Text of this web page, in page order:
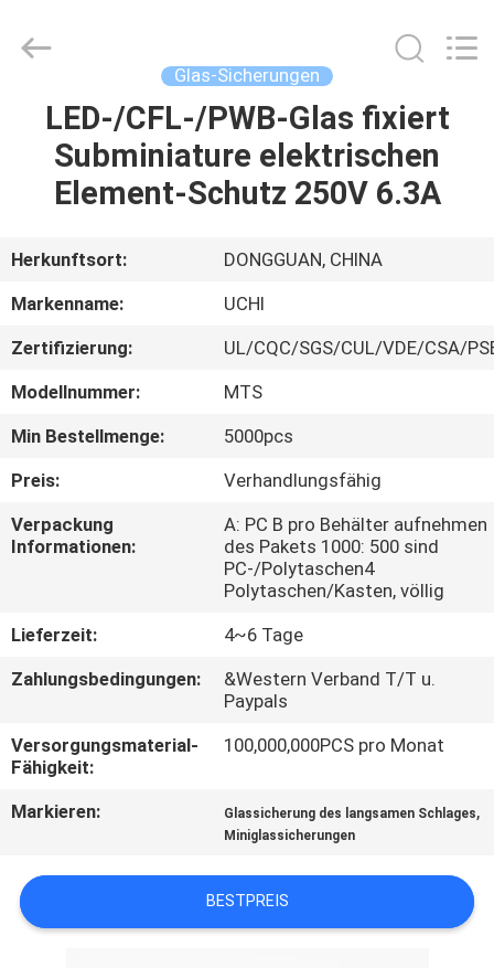
HAUS
PRODUKTE
VR-
SHOW
ÜBER
UNS
FABRIK-
AUSFLUG
QUALITÄTSKONTROLLE
TRETEN
SIE
UNS
IN
NACHRICHTEN
Co.,Ltd.
Glas-Sicherungen
LED-/CFL-/PWB-Glas fixiert
Subminiature elektrischen
Element-Schutz 250V 6.3A
Herkunftsort:
DONGGUAN, CHINA
Markenname:
UCHI
Zertifizierung:
UL/CQC/SGS/CUL/VDE/CSA/
Modellnummer:
MTS
Min Bestellmenge:
5000pcs
Preis:
Verhandlungsfähig
Verpackung
Informationen:
A: PC B pro Behälter aufnehmen
des Pakets 1000: 500 sind
PC-/Polytaschen4
Polytaschen/Kasten, völlig
Lieferzeit:
4~6 Tage
Zahlungsbedingungen:
&Western Verband T/T u.
Paypals
Versorgungsmaterial-
Fähigkeit:
100,000,000PCS pro Monat
Markieren: Glassicherung des langsamen Schlages,
Miniglassicherungen
BESTPREIS